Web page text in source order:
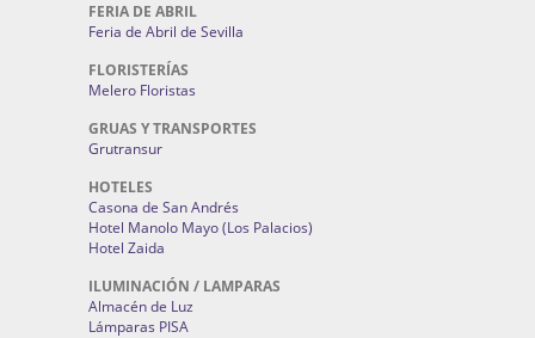
FERIA DE ABRIL
Feria de Abril de Sevilla
FLORISTERÍAS
Melero Floristas
GRUAS Y TRANSPORTES
Grutransur
HOTELES
Casona de San Andrés
Hotel Manolo Mayo (Los Palacios)
Hotel Zaida
ILUMINACIÓN / LAMPARAS
Almacén de Luz
Lámparas PISA